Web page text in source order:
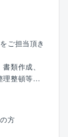
広い分野
タントで
ます。
の費用支
導を行っ
ご担当頂き
類作成、
理整頓等の
ーメイド
方